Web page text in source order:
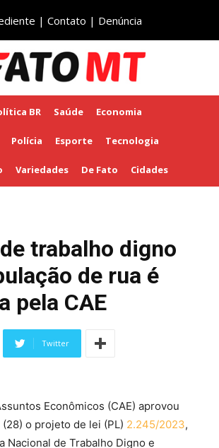
| Contato | Denúncia
BR Saúde Economia
Polícia Esporte Tecnologia
Variedades De Fato Cidades
trabalho digno
de rua é
pela CAE
Twitter
Econômicos (CAE) aprovou
o projeto de lei (PL) 2.245/2023,
Nacional de Trabalho Digno e